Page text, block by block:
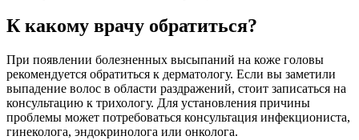
К какому врачу обратиться?
При появлении болезненных высыпаний на коже головы
рекомендуется обратиться к дерматологу. Если вы заметили
выпадение волос в области раздражений, стоит записаться на
консультацию к трихологу. Для установления причины
проблемы может потребоваться консультация инфекциониста,
гинеколога, эндокринолога или онколога.